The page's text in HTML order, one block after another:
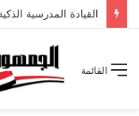
القيادة المدرسية
القائمة